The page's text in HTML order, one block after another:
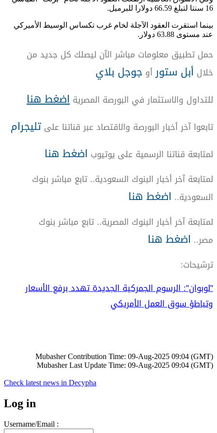
16 سنتا لتبلغ 66.59 دولارا للبرميل.
بينما استقرت العقود الآجلة لخام غرب تكساس الوسيط الأميركي
عند مستوى 63.88 دولار.
حمل تطبيق معلومات مباشر الآن ليصلك كل جديد من
خلال أبل ستور أو جوجل بلاي
للتداول والاستثمار في البورصة المصرية اضغط هنا
تابعوا آخر أخبار البورصة والاقتصاد عبر قناتنا على تليجرام
لمتابعة قناتنا الرسمية على يوتيوب اضغط هنا
لمتابعة آخر أخبار البنوك السعودية.. تابع مباشر بنوك
السعودية.. اضغط هنا
لمتابعة آخر أخبار البنوك المصرية.. تابع مباشر بنوك
مصر.. اضغط هنا
ترشيحات:
"لوبوان": الرسوم الجمركية الجديدة تهدد برفع الأسعار
وتباطؤ سوق العمل الأمريكي
Mubasher Contribution Time: 09-Aug-2025 09:04 (GMT)
Mubasher Last Update Time: 09-Aug-2025 09:04 (GMT)
Check latest news in Decypha
Log in
Username/Email :